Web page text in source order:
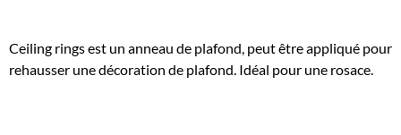
Ceiling rings est un anneau de plafond, peut être appliqué pour
rehausser une décoration de plafond. Idéal pour une rosace.